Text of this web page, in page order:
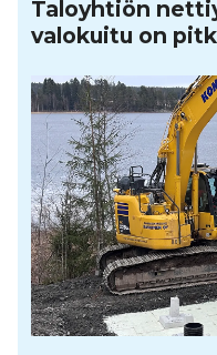
Talo­yh­tiön
valokuitu on